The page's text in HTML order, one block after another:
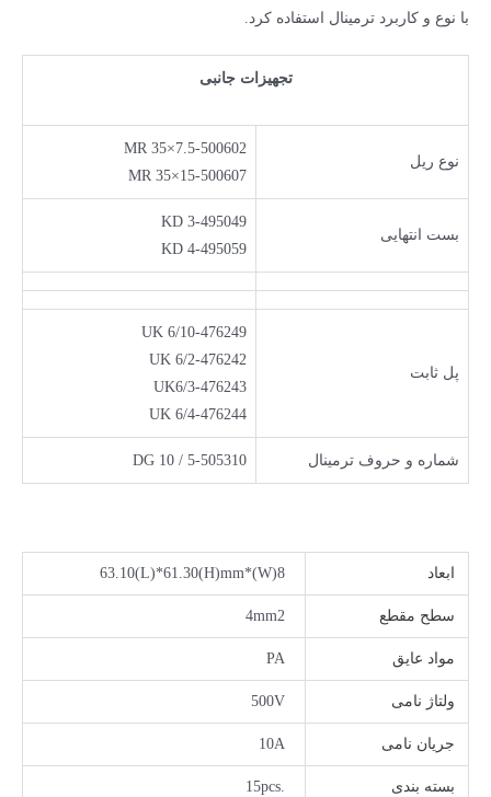
با نوع و کاربرد ترمینال استفاده کرد.
تجهیزات جانبی
نوع ریل
MR 35×7.5-500602
MR 35×15-500607
بست انتهایی
KD 3-495049
KD 4-495059
پل ثابت
UK 6/10-476249
UK 6/2-476242
UK6/3-476243
UK 6/4-476244
شماره و حروف ترمينال DG 10 / 5-505310
ابعاد 8(W)*63.10(L)*61.30(H)mm
سطح مقطع 4mm2
مواد عایق PA
ولتاژ نامی 500V
جریان نامی 10A
بسته بندی .15pcs